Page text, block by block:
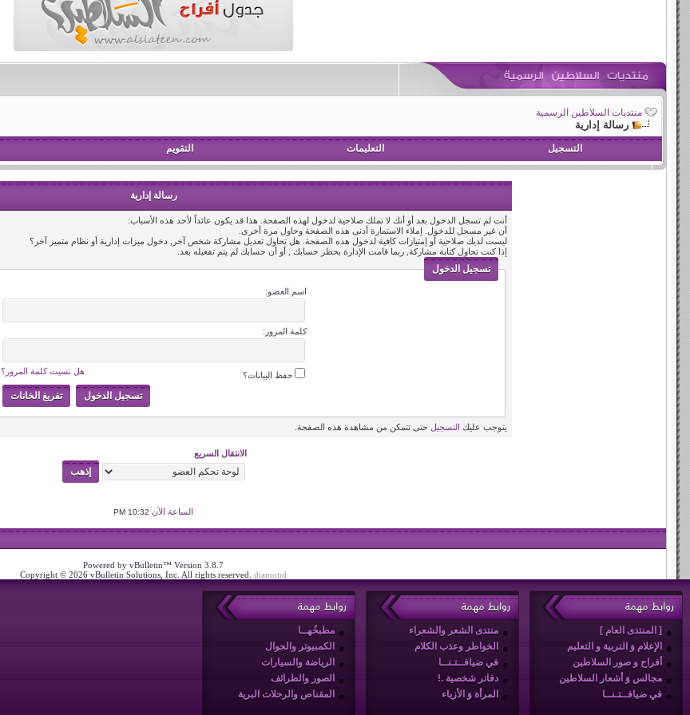
منتديات السلاطين الرسمية
رسالة إدارية
التسجيل التعليمات التقويم
رسالة إدارية
أنت لم تسجل الدخول بعد أو أنك لا تملك صلاحية لدخول لهذه الصفحة. هذا قد يكون عائداً لأحد هذه الأسباب:
أن غير مسجل للدخول. إملاء الاستمارة أدنى هذه الصفحة وحاول مرة أخرى.
ليست لديك صلاحية أو إمتيازات كافية لدخول هذه الصفحة. هل تحاول تعديل مشاركة شخص آخر, دخول ميزات إدارية أو نظام متميز آخر؟
إذا كنت تحاول كتابة مشاركة, ربما قامت الإدارة بحظر حسابك , أو أن حسابك لم يتم تفعيله بعد.
تسجيل الدخول
اسم العضو:
كلمة المرور:
هل نسيت كلمة المرور؟ حفظ البيانات؟
يتوجب عليك التسجيل حتى تتمكن من مشاهدة هذه الصفحة.
الانتقال السريع
الساعة الآن 10:32 PM
Powered by vBulletin™ Version 3.8.7
Copyright © 2026 vBulletin Solutions, Inc. All rights reserved. diamond
روابط مهمة
[ المنتدى العام ]
الإعلام وَ التربية و التعليم
أفراح و صور السلاطين
مجالس وَ أشعار السلاطين
في ضيافــتـنــا
روابط مهمة
منتدى الشعر والشعراء
الخواطر وعذب الكلام
في ضيافــتـنــا
دفاتر شخصية .!
المرأة وَ الأزياء
روابط مهمة
مطبخُهــا
الكمبيوتر والجوال
الرياضة والسيارات
الصور والطرائف
المقناص والرحلات البرية